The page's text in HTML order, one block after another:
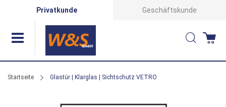
Privatkunde Geschäftskunde
Suche
Startseite Glastür | Klarglas | Sichtschutz VETRO